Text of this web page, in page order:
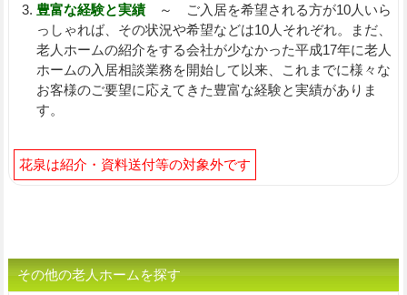
豊富な経験と実績～ ご入居を希望される方が10人いら
っしゃれば、その状況や希望などは10人それぞれ。まだ、
老人ホームの紹介をする会社が少なかった平成17年に老人
ホームの入居相談業務を開始して以来、これまでに様々な
お客様のご要望に応えてきた豊富な経験と実績がありま
す。
花泉は紹介・資料送付等の対象外です
その他の老人ホームを探す